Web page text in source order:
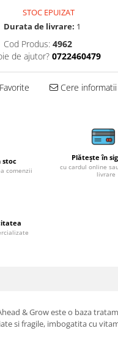
STOC EPUIZAT
Durata de livrare: 1
Cod Produs: 4962
de ajutor? 0722460479
Cere informatii
stoc
comenzii
Plătește în
cu cardul online
livrare
& Grow este o baza
si fragile, imbogatita cu